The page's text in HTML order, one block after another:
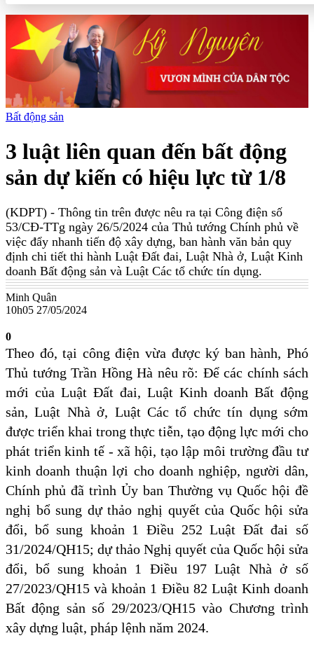
Bất động sản
3 luật liên quan đến bất động
sản dự kiến có hiệu lực từ 1/8
(KDPT) - Thông tin trên được nêu ra tại Công điện số
53/CĐ-TTg ngày 26/5/2024 của Thủ tướng Chính phủ về
việc đẩy nhanh tiến độ xây dựng, ban hành văn bản quy
định chi tiết thi hành Luật Đất đai, Luật Nhà ở, Luật Kinh
doanh Bất động sản và Luật Các tổ chức tín dụng.
Minh Quân
10h05 27/05/2024
0
Theo đó, tại công điện vừa được ký ban hành, Phó
Thủ tướng Trần Hồng Hà nêu rõ: Để các chính sách
mới của Luật Đất đai, Luật Kinh doanh Bất động
sản, Luật Nhà ở, Luật Các tổ chức tín dụng sớm
được triển khai trong thực tiễn, tạo động lực mới cho
phát triển kinh tế - xã hội, tạo lập môi trường đầu tư
kinh doanh thuận lợi cho doanh nghiệp, người dân,
Chính phủ đã trình Ủy ban Thường vụ Quốc hội đề
nghị bổ sung dự thảo nghị quyết của Quốc hội sửa
đổi, bổ sung khoản 1 Điều 252 Luật Đất đai số
31/2024/QH15; dự thảo Nghị quyết của Quốc hội sửa
đổi, bổ sung khoản 1 Điều 197 Luật Nhà ở số
27/2023/QH15 và khoản 1 Điều 82 Luật Kinh doanh
Bất động sản số 29/2023/QH15 vào Chương trình
xây dựng luật, pháp lệnh năm 2024.